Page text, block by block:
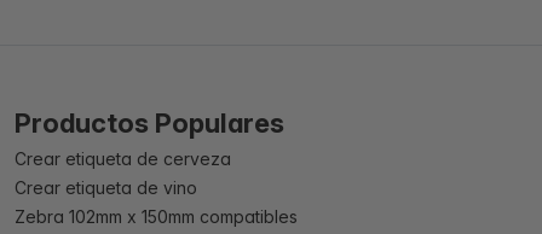
Productos Populares
Crear etiqueta de cerveza
Crear etiqueta de vino
Zebra 102mm x 150mm compatibles